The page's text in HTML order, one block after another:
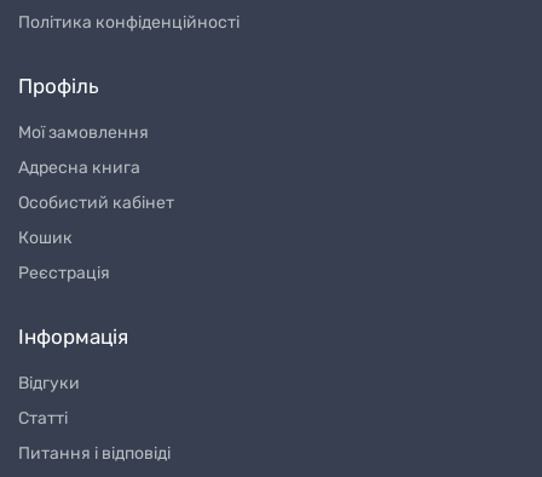
Політика конфіденційності
Профіль
Мої замовлення
Адресна книга
Особистий кабінет
Кошик
Реєстрація
Інформація
Відгуки
Статті
Питання і відповіді